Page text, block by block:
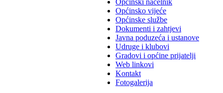
Općinski načelnik
Općinsko vijeće
Općinske službe
Dokumenti i zahtjevi
Javna poduzeća i ustanove
Udruge i klubovi
Gradovi i općine prijatelji
Web linkovi
Kontakt
Fotogalerija